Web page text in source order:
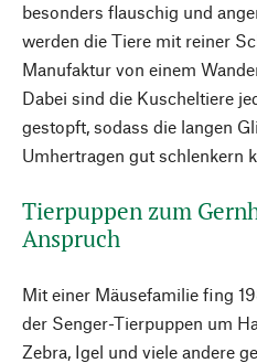
besonders flauschig und
werden die Tiere mit reiner
Manufaktur von einem
Dabei sind die Kuscheltiere
gestopft, sodass die langen
Umhertragen gut schlenkern
Tierpuppen zum
Anspruch
Mit einer Mäusefamilie fing
der Senger-Tierpuppen um
Zebra, Igel und viele andere